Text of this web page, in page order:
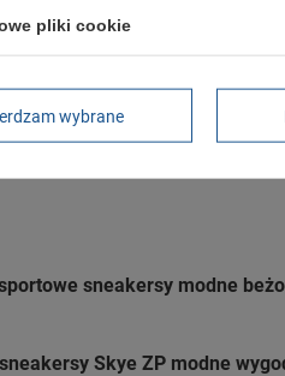
sneakersy modne
Skye ZP modne
pliki cookie
wybrane